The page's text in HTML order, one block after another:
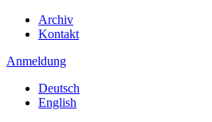
Archiv
Kontakt
Anmeldung
Deutsch
English